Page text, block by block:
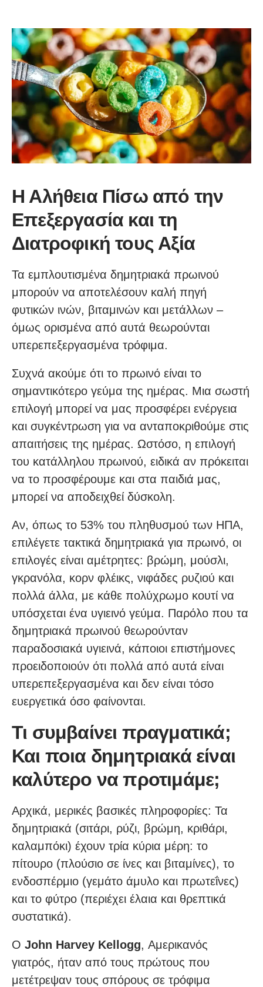
Η Αλήθεια Πίσω από την
Επεξεργασία και τη
Διατροφική τους Αξία
Τα εμπλουτισμένα δημητριακά πρωινού
μπορούν να αποτελέσουν καλή πηγή
φυτικών ινών, βιταμινών και μετάλλων –
όμως ορισμένα από αυτά θεωρούνται
υπερεπεξεργασμένα τρόφιμα.
Συχνά ακούμε ότι το πρωινό είναι το
σημαντικότερο γεύμα της ημέρας. Μια σωστή
επιλογή μπορεί να μας προσφέρει ενέργεια
και συγκέντρωση για να ανταποκριθούμε στις
απαιτήσεις της ημέρας. Ωστόσο, η επιλογή
του κατάλληλου πρωινού, ειδικά αν πρόκειται
να το προσφέρουμε και στα παιδιά μας,
μπορεί να αποδειχθεί δύσκολη.
Αν, όπως το 53% του πληθυσμού των ΗΠΑ,
επιλέγετε τακτικά δημητριακά για πρωινό, οι
επιλογές είναι αμέτρητες: βρώμη, μούσλι,
γκρανόλα, κορν φλέικς, νιφάδες ρυζιού και
πολλά άλλα, με κάθε πολύχρωμο κουτί να
υπόσχεται ένα υγιεινό γεύμα. Παρόλο που τα
δημητριακά πρωινού θεωρούνταν
παραδοσιακά υγιεινά, κάποιοι επιστήμονες
προειδοποιούν ότι πολλά από αυτά είναι
υπερεπεξεργασμένα και δεν είναι τόσο
ευεργετικά όσο φαίνονται.
Τι συμβαίνει πραγματικά;
Και ποια δημητριακά είναι
καλύτερο να προτιμάμε;
Αρχικά, μερικές βασικές πληροφορίες: Τα
δημητριακά (σιτάρι, ρύζι, βρώμη, κριθάρι,
καλαμπόκι) έχουν τρία κύρια μέρη: το
πίτουρο (πλούσιο σε ίνες και βιταμίνες), το
ενδοσπέρμιο (γεμάτο άμυλο και πρωτεΐνες)
και το φύτρο (περιέχει έλαια και θρεπτικά
συστατικά).
Ο John Harvey Kellogg, Αμερικανός
γιατρός, ήταν από τους πρώτους που
μετέτρεψαν τους σπόρους σε τρόφιμα